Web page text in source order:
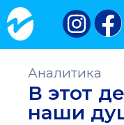
Аналитика
В этот
наши